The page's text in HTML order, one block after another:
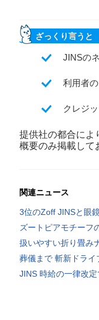
ざっくり言うと
JINSの
利用者
クレジ
提供社の都合によ
概要のみ掲載して
関連ニュース
3位のZoff JINSと眼
ズートピアモチーフ
扱いやすい折り畳み
葬儀まで 斬新ドライ
JINS 時給の一律改